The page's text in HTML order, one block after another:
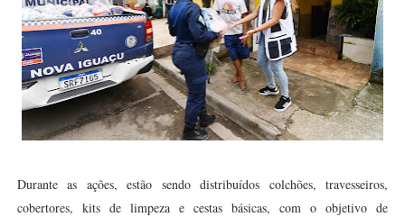
Durante as ações, estão sendo distribuídos colchões, travesseiros,
cobertores, kits de limpeza e cestas básicas, com o objetivo de